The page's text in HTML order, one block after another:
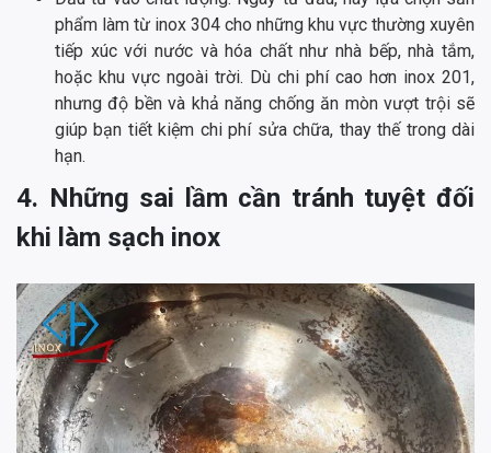
phẩm làm từ inox 304 cho những khu vực thường xuyên
tiếp xúc với nước và hóa chất như nhà bếp, nhà tắm,
hoặc khu vực ngoài trời. Dù chi phí cao hơn inox 201,
nhưng độ bền và khả năng chống ăn mòn vượt trội sẽ
giúp bạn tiết kiệm chi phí sửa chữa, thay thế trong dài
hạn.
4. Những sai lầm cần tránh tuyệt đối
khi làm sạch inox